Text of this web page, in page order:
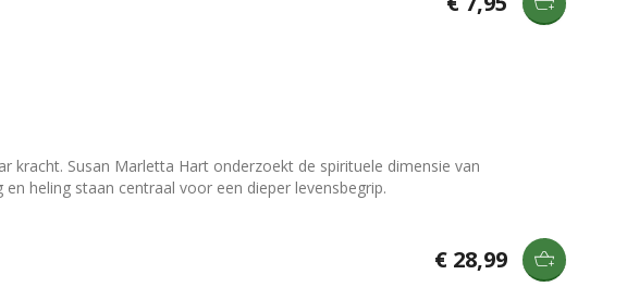
Susan Marletta Hart onderzoekt de spirituele dimensie van
heling staan centraal voor een dieper levensbegrip.
€ 28,99